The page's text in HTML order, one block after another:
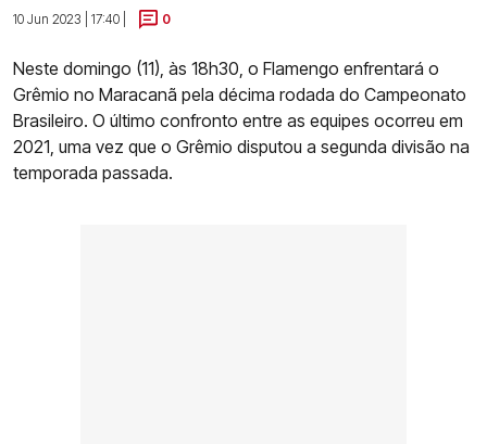
10 Jun 2023 | 17:40 |
0
Neste domingo (11), às 18h30, o Flamengo enfrentará o
Grêmio no Maracanã pela décima rodada do Campeonato
Brasileiro. O último confronto entre as equipes ocorreu em
2021, uma vez que o Grêmio disputou a segunda divisão na
temporada passada.